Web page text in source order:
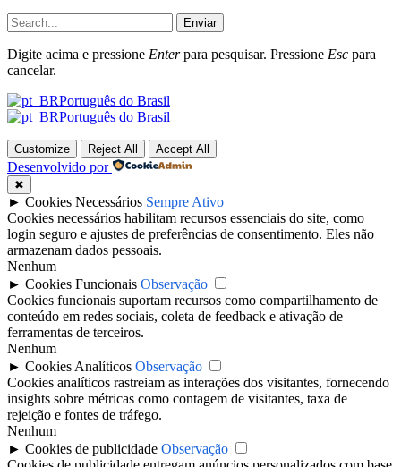
Enviar
Digite acima e pressione Enterpara pesquisar. Pressione Esc para
cancelar.
Português do Brasil
Português do Brasil
Customize Reject All Accept All
Desenvolvido por
✖
► Cookies Necessários Sempre Ativo
Cookies necessários habilitam recursos essenciais do site, como
login seguro e ajustes de preferências de consentimento. Eles não
armazenam dados pessoais.
Nenhum
► Cookies Funcionais Observação
Cookies funcionais suportam recursos como compartilhamento de
conteúdo em redes sociais, coleta de feedback e ativação de
ferramentas de terceiros.
Nenhum
► Cookies Analíticos Observação
Cookies analíticos rastreiam as interações dos visitantes, fornecendo
insights sobre métricas como contagem de visitantes, taxa de
rejeição e fontes de tráfego.
Nenhum
► Cookies de publicidade Observação